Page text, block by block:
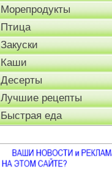
Морепродукты
Птица
Закуски
Каши
Десерты
Лучшие рецепты
Быстрая еда